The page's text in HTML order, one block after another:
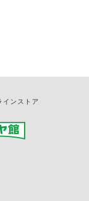
インストア